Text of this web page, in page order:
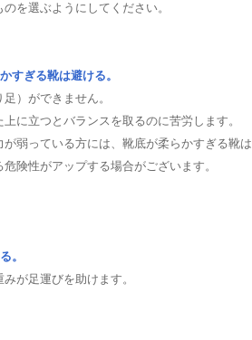
を選ぶようにしてください。
すぎる靴は避ける。
）ができません。
に立つとバランスを取るのに苦労します。
弱っている方には、靴底が柔らかすぎる靴は
険性がアップする場合がございます。
。
が足運びを助けます。